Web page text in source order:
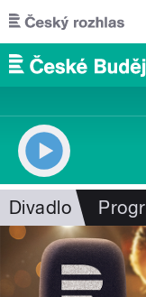
Přejít k hlavnímu
Divadlo